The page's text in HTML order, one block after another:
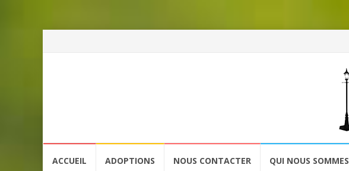
ACCUEIL ADOPTIONS NOUS CONTACTER QUI NOUS SOMMES